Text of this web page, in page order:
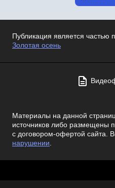
Публикация является частью
Золотая осень
Материалы на данной
источников либо размещены
с договором-офертой сайта.
нарушении.